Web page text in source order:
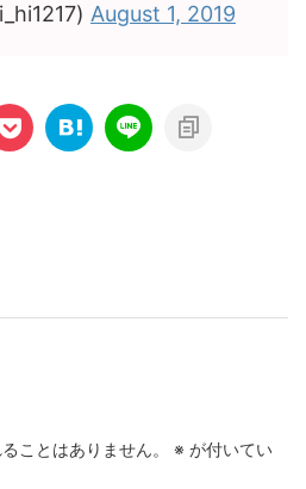
August 1, 2019
ことはありません。 ※ が付いてい